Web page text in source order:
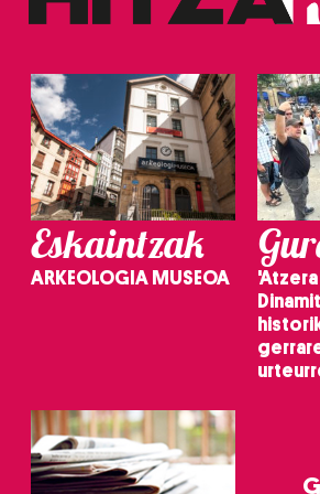
pertsonalizatuak eskaintzeko,
produktuak garatzeko. Zure datuak
erabiltzen dituen hauta dezakezu.
Bazkide batzuek ez dizute baimenik
interes komertzial legitimoetan
bazkideen zerrenda, beren ustez zein
duten interes legitimoa eta horren
dezakezun ikusteko.
Lortu zure datu pertsonalak
buruzko informazio gehiago eta ezarri
datuen atalean. Edozein unetan alda
Webgune honek cookie propioak eta
fitxategiak erabiltzen ditu. Zure
Eskaintzak
ARKEOLOGIA MUSEOA